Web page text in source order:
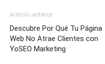
Artículo anterior
Descubre Por Qué Tu Página
Web No Atrae Clientes con
YoSEO Marketing